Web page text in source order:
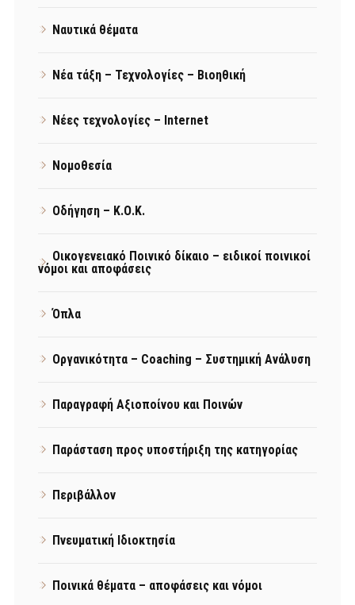
Ναυτικά θέματα
Νέα τάξη – Τεχνολογίες – Βιοηθική
Νέες τεχνολογίες – Internet
Νομοθεσία
Οδήγηση – Κ.Ο.Κ.
Οικογενειακό Ποινικό δίκαιο – ειδικοί ποινικοί
νόμοι και αποφάσεις
Όπλα
Οργανικότητα – Coaching – Συστημική Ανάλυση
Παραγραφή Αξιοποίνου και Ποινών
Παράσταση προς υποστήριξη της κατηγορίας
Περιβάλλον
Πνευματική Ιδιοκτησία
Ποινικά θέματα – αποφάσεις και νόμοι